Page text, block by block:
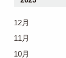
12月
11月
10月